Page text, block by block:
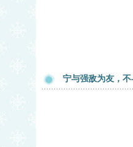
宁与强敌为友，